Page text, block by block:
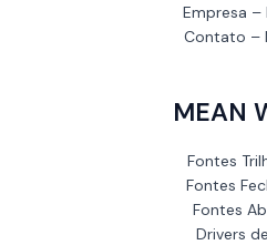
Empresa –
Contato –
MEAN
Fontes
Fontes
Fontes
Drivers